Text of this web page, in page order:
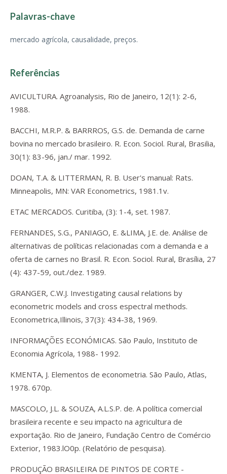
Palavras-chave
mercado agrícola, causalidade, preços.
Referências
AVICULTURA. Agroanalysis, Rio de Janeiro, 12(1): 2-6,
1988.
BACCHI, M.R.P. & BARRROS, G.S. de. Demanda de carne
bovina no mercado brasileiro. R. Econ. Sociol. Rural, Brasilia,
30(1): 83-96, jan./ mar. 1992.
DOAN, T.A. & LITTERMAN, R. B. User's manual: Rats.
Minneapolis, MN: VAR Econometrics, 1981.1v.
ETAC MERCADOS. Curitiba, (3): 1-4, set. 1987.
FERNANDES, S.G., PANIAGO, E. &LIMA, J.E. de. Análise de
alternativas de políticas relacionadas com a demanda e a
oferta de carnes no Brasil. R. Econ. Sociol. Rural, Brasília, 27
(4): 437-59, out./dez. 1989.
GRANGER, C.W.J. Investigating causal relations by
econometric models and cross espectral methods.
Econometrica,Illinois, 37(3): 434-38, 1969.
INFORMAÇÕES ECONÓMICAS. São Paulo, Instituto de
Economia Agrícola, 1988- 1992.
KMENTA, J. Elementos de econometria. São Paulo, Atlas,
1978. 670p.
MASCOLO, J.L. & SOUZA, A.L.S.P. de. A política comercial
brasileira recente e seu impacto na agricultura de
exportação. Rio de Janeiro, Fundação Centro de Comércio
Exterior, 1983.lO0p. (Relatório de pesquisa).
PRODUÇÃO BRASILEIRA DE PINTOS DE CORTE -